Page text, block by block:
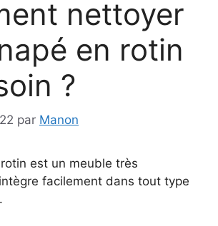
nettoyer
en rotin
?
par Manon
est un meuble très
facilement dans tout type